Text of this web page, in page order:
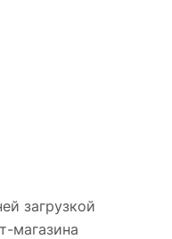
загрузкой
магазина